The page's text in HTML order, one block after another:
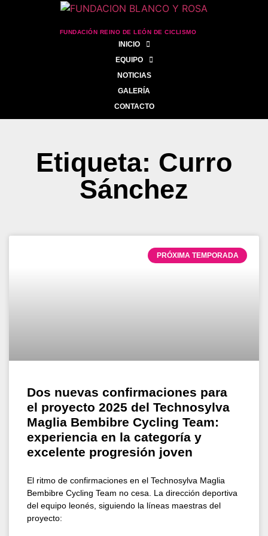
FUNDACIÓN REINO DE LEÓN DE CICLISMO
INICIO
EQUIPO
NOTICIAS
GALERÍA
CONTACTO
Etiqueta: Curro
Sánchez
PRÓXIMA TEMPORADA
Dos nuevas confirmaciones para
el proyecto 2025 del Technosylva
Maglia Bembibre Cycling Team:
experiencia en la categoría y
excelente progresión joven
El ritmo de confirmaciones en el Technosylva Maglia
Bembibre Cycling Team no cesa. La dirección deportiva
del equipo leonés, siguiendo la líneas maestras del
proyecto: